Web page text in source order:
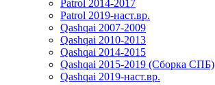
Patrol 2014-2017
Patrol 2019-наст.вр.
Qashqai 2007-2009
Qashqai 2010-2013
Qashqai 2014-2015
Qashqai 2015-2019 (Сборка СПБ)
Qashqai 2019-наст.вр.